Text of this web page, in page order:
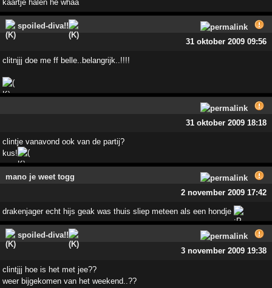
kaartje halen he whaa
spoiled-diva!!
31 oktober 2009 09:56
clitnjjj doe me ff belle..belangrijk..!!!!
31 oktober 2009 18:18
clintje vanavond ook van de partij?
kus!
mano je weet togg
2 november 2009 17:42
drakenjager echt hijs geak was thuis sliep meteen als een hondje
spoiled-diva!!
3 november 2009 19:38
clintjjj hoe is het met jee??
weer bijgekomen van het weekend..??